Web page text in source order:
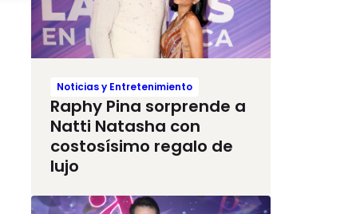
Noticias y Entretenimiento
Raphy Pina sorprende a
Natti Natasha con
costosísimo regalo de
lujo